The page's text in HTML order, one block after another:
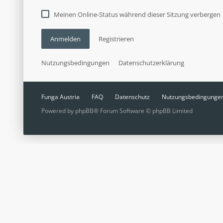
Meinen Online-Status während dieser Sitzung verbergen
Anmelden Registrieren
Nutzungsbedingungen Datenschutzerklärung
Funga Austria FAQ Datenschutz
Powered by phpBB® Forum Software © phpBB Limited